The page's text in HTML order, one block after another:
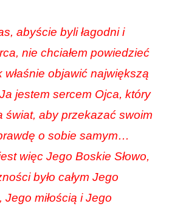
abyście byli łagodni i
nie chciałem powiedzieć
właśnie objawić największą
jestem sercem Ojca, który
świat, aby przekazać swoim
o sobie samym…
więc Jego Boskie Słowo,
było całym Jego
miłością i Jego